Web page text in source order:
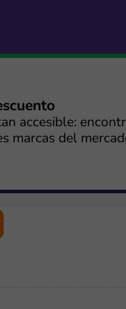
accesible:
marcas del